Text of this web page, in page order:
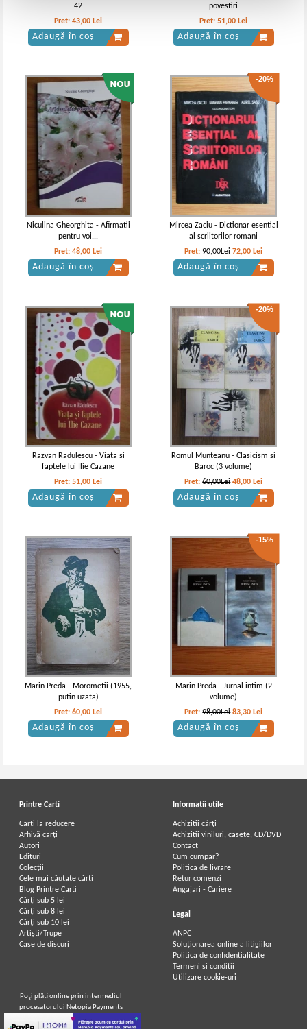
Vintila Corbul - Caderea
Constantinopolului (volumele 1 si
2)
Vintila Corbul - Caderea
Constantinopolului (volumul 1)
Vintila Corbul - Caderea
Constantinopolelui (2 volume,
cartonate)
Vintila Corbul - Caderea
Constantinopolului (volumul 1)
(Adevarul)
Vintila Corbul - Caderea
Constantinopolului (volumul 1)
Vintila Corbul - Caderea
Constantinopolelui (volumul I)
Constantinopolelui (volumul 2)
Vintila Corbul - Caderea
Constantinopolului (volumul 2)
42
Pret:43,00 Lei
Adaugă în coș
povestiri
Pret:51,00 Lei
Adaugă în coș
Niculina Gheorghita - Afirmatii
pentru voi...
Pret:48,00 Lei
Adaugă în coș
-20%
Mircea Zaciu - Dictionar esential
al scriitorilor romani
Pret:90,00Lei 72,00 Lei
Adaugă în coș
Razvan Radulescu - Viata si
faptele lui Ilie Cazane
Pret:51,00 Lei
Adaugă în coș
-20%
Romul Munteanu - Clasicism si
Baroc (3 volume)
Pret:60,00Lei 48,00 Lei
Adaugă în coș
Marin Preda - Morometii (1955,
putin uzata)
Pret:60,00 Lei
Adaugă în coș
-15%
Marin Preda - Jurnal intim (2
volume)
Pret:98,00Lei 83,30 Lei
Adaugă în coș
Printre Carti
Carți la reducere
Arhivă carți
Autori
Edituri
Colecții
Cele mai căutate cărți
Blog Printre Carti
Cărţi sub 5 lei
Cărţi sub 8 lei
Cărţi sub 10 lei
Artiști/Trupe
Case de discuri
Informatii utile
Achizitii cărți
Achizitii viniluri, casete, CD/DVD
Contact
Cum cumpar?
Politica de livrare
Retur comenzi
Angajari - Cariere
Legal
ANPC
Soluționarea online a litigiilor
Politica de confidentialitate
Termeni si conditii
Utilizare cookie-uri
Poţi plăti online prin intermediul
procesatorului Netopia Payments